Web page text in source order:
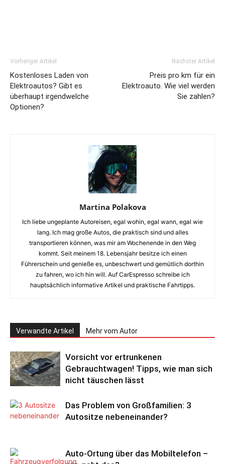
Vorheriger Artikel
Kostenloses Laden von
Elektroautos? Gibt es
überhaupt irgendwelche
Optionen?
Nächster Artikel
Preis pro km für ein
Elektroauto. Wie viel werden
Sie zahlen?
Martina Polakova
Ich liebe ungeplante Autoreisen, egal wohin, egal wann, egal wie
lang. Ich mag große Autos, die praktisch sind und alles
transportieren können, was mir am Wochenende in den Weg
kommt. Seit meinem 18. Lebensjahr besitze ich einen
Führerschein und genieße es, unbeschwert und gemütlich dorthin
zu fahren, wo ich hin will. Auf CarEspresso schreibe ich
hauptsächlich informative Artikel und praktische Fahrtipps.
Verwandte Artikel Mehr vom Autor
Vorsicht vor ertrunkenen
Gebrauchtwagen! Tipps, wie man sich
nicht täuschen lässt
Das Problem von Großfamilien: 3
Autositze nebeneinander?
Auto-Ortung über das Mobiltelefon –